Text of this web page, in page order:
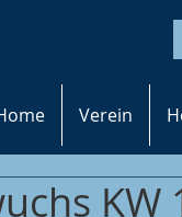
Verein
KW